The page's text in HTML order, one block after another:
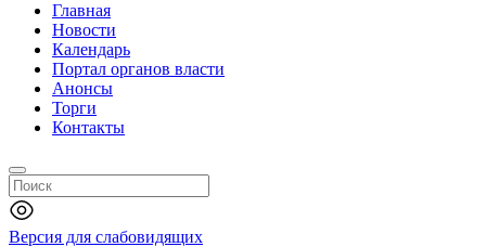
Главная
Новости
Календарь
Портал органов власти
Анонсы
Торги
Контакты
Версия для слабовидящих